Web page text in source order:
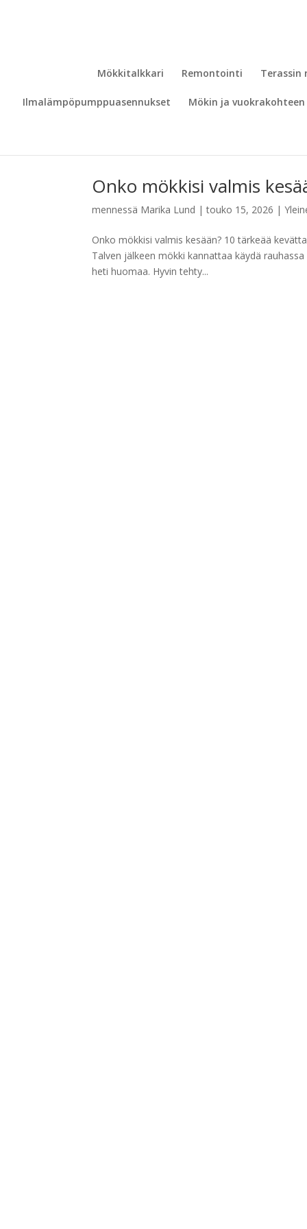
Mökkitalkkari Remontointi Terassin
Ilmalämpöpumppuasennukset Mökin ja
Onko mökkisi valmis
mennessä Marika Lund |touko 15, 2026 |
Onko mökkisi valmis kesään? 10 tärkeää
Talven jälkeen mökki kannattaa käydä
heti huomaa. Hyvin tehty...